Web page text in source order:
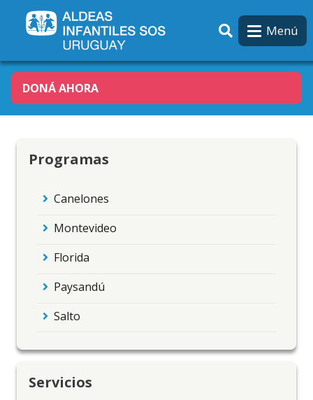
Menú
DONÁ AHORA
Programas
Canelones
Montevideo
Florida
Paysandú
Salto
Servicios